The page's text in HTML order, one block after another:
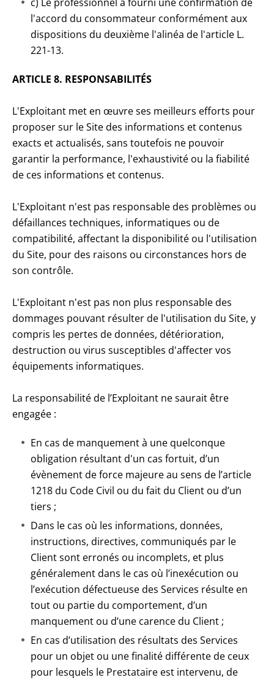
l'accord du consommateur conformément aux
dispositions du deuxième l'alinéa de l'article L.
221-13.
ARTICLE 8. RESPONSABILITÉS
L'Exploitant met en œuvre ses meilleurs efforts pour
proposer sur le Site des informations et contenus
exacts et actualisés, sans toutefois ne pouvoir
garantir la performance, l'exhaustivité ou la fiabilité
de ces informations et contenus.
L'Exploitant n'est pas responsable des problèmes ou
défaillances techniques, informatiques ou de
compatibilité, affectant la disponibilité ou l'utilisation
du Site, pour des raisons ou circonstances hors de
son contrôle.
L'Exploitant n'est pas non plus responsable des
dommages pouvant résulter de l'utilisation du Site, y
compris les pertes de données, détérioration,
destruction ou virus susceptibles d'affecter vos
équipements informatiques.
La responsabilité de l’Exploitant ne saurait être
engagée :
En cas de manquement à une quelconque
obligation résultant d'un cas fortuit, d’un
évènement de force majeure au sens de l’article
1218 du Code Civil ou du fait du Client ou d’un
tiers ;
Dans le cas où les informations, données,
instructions, directives, communiqués par le
Client sont erronés ou incomplets, et plus
généralement dans le cas où l’inexécution ou
l’exécution défectueuse des Services résulte en
tout ou partie du comportement, d’un
manquement ou d’une carence du Client ;
En cas d’utilisation des résultats des Services
pour un objet ou une finalité différente de ceux
pour lesquels le Prestataire est intervenu, de